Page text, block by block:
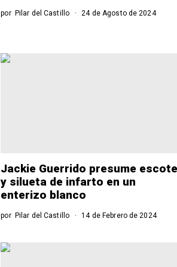
por Pilar del Castillo 24 de Agosto de 2024
Jackie Guerrido presume escote
y silueta de infarto en un
enterizo blanco
por Pilar del Castillo 14 de Febrero de 2024